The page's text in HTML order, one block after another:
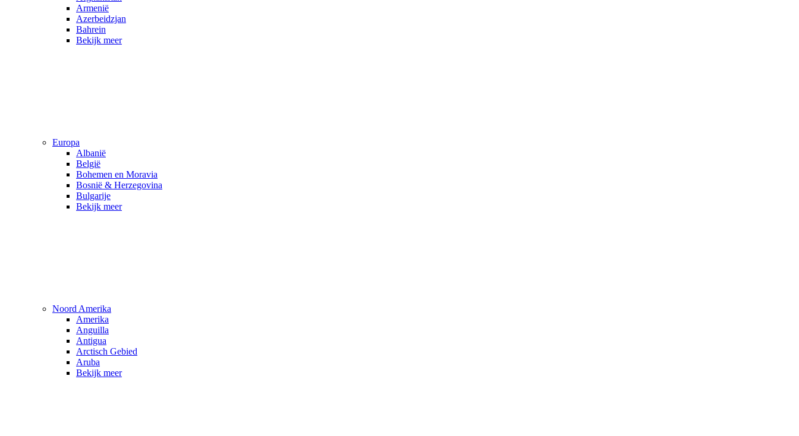
Armenië
Azerbeidzjan
Bahrein
Bekijk meer
Europa
Albanië
België
Bohemen en Moravia
Bosnië & Herzegovina
Bulgarije
Bekijk meer
Noord Amerika
Amerika
Anguilla
Antigua
Arctisch Gebied
Aruba
Bekijk meer